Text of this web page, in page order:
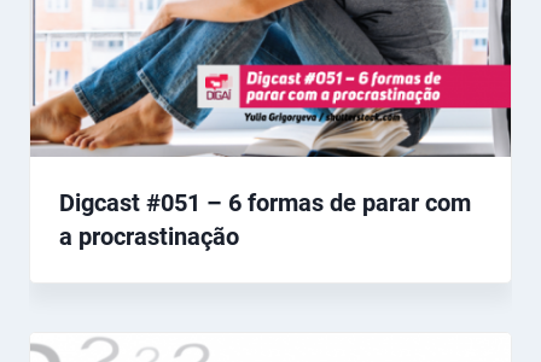
Digcast #051 – 6 formas de parar com
a procrastinação